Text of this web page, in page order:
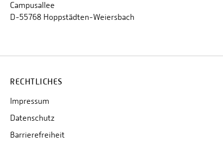
Campusallee
D-55768 Hoppstädten-Weiersbach
RECHTLICHES
Impressum
Datenschutz
Barrierefreiheit